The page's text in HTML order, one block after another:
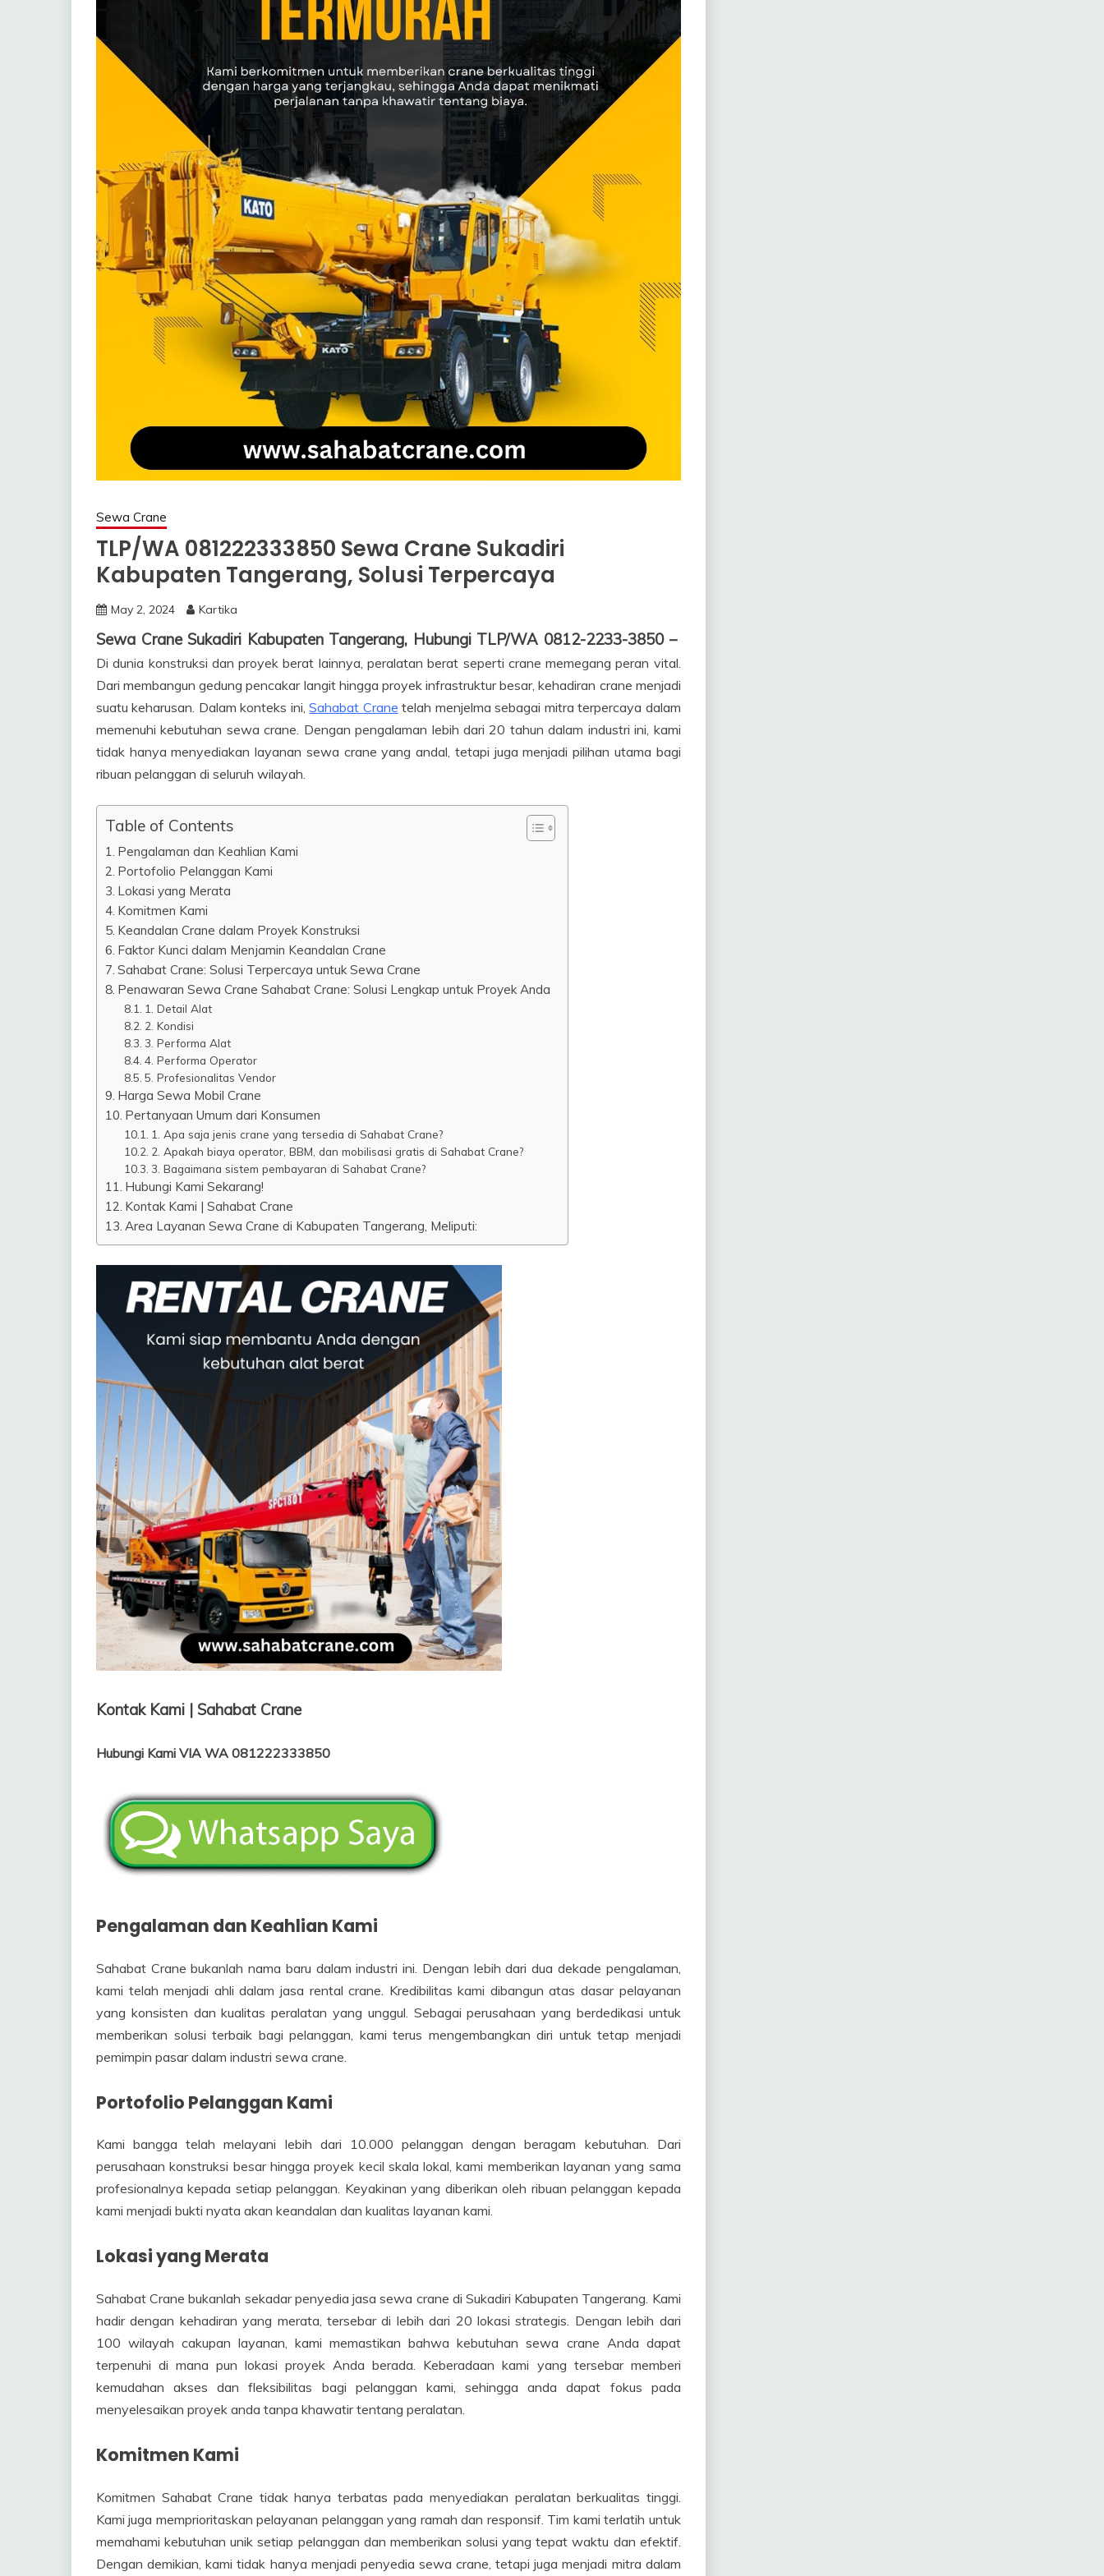
Sewa Crane
TLP/WA 081222333850 Sewa Crane Sukadiri
Kabupaten Tangerang, Solusi Terpercaya
May 2, 2024 Kartika
Sewa Crane Sukadiri Kabupaten Tangerang, Hubungi TLP/WA 0812-2233-3850 –
Di dunia konstruksi dan proyek berat lainnya, peralatan berat seperti crane memegang peran vital.
Dari membangun gedung pencakar langit hingga proyek infrastruktur besar, kehadiran crane menjadi
suatu keharusan. Dalam konteks ini,Sahabat Crane telah menjelma sebagai mitra terpercaya dalam
memenuhi kebutuhan sewa crane. Dengan pengalaman lebih dari 20 tahun dalam industri ini, kami
tidak hanya menyediakan layanan sewa crane yang andal, tetapi juga menjadi pilihan utama bagi
ribuan pelanggan di seluruh wilayah.
Table of Contents
Pengalaman dan Keahlian Kami
Portofolio Pelanggan Kami
Lokasi yang Merata
Komitmen Kami
Keandalan Crane dalam Proyek Konstruksi
Faktor Kunci dalam Menjamin Keandalan Crane
Sahabat Crane: Solusi Terpercaya untuk Sewa Crane
Penawaran Sewa Crane Sahabat Crane: Solusi Lengkap untuk Proyek Anda
1. Detail Alat
2. Kondisi
3. Performa Alat
4. Performa Operator
5. Profesionalitas Vendor
Harga Sewa Mobil Crane
Pertanyaan Umum dari Konsumen
1. Apa saja jenis crane yang tersedia di Sahabat Crane?
2. Apakah biaya operator, BBM, dan mobilisasi gratis di Sahabat Crane?
3. Bagaimana sistem pembayaran di Sahabat Crane?
Hubungi Kami Sekarang!
Kontak Kami | Sahabat Crane
Area Layanan Sewa Crane di Kabupaten Tangerang, Meliputi:
Kontak Kami | Sahabat Crane
Hubungi Kami VIA WA 081222333850
Pengalaman dan Keahlian Kami
Sahabat Crane bukanlah nama baru dalam industri ini. Dengan lebih dari dua dekade pengalaman,
kami telah menjadi ahli dalam jasa rental crane. Kredibilitas kami dibangun atas dasar pelayanan
yang konsisten dan kualitas peralatan yang unggul. Sebagai perusahaan yang berdedikasi untuk
memberikan solusi terbaik bagi pelanggan, kami terus mengembangkan diri untuk tetap menjadi
pemimpin pasar dalam industri sewa crane.
Portofolio Pelanggan Kami
Kami bangga telah melayani lebih dari 10.000 pelanggan dengan beragam kebutuhan. Dari
perusahaan konstruksi besar hingga proyek kecil skala lokal, kami memberikan layanan yang sama
profesionalnya kepada setiap pelanggan. Keyakinan yang diberikan oleh ribuan pelanggan kepada
kami menjadi bukti nyata akan keandalan dan kualitas layanan kami.
Lokasi yang Merata
Sahabat Crane bukanlah sekadar penyedia jasa sewa crane di Sukadiri Kabupaten Tangerang. Kami
hadir dengan kehadiran yang merata, tersebar di lebih dari 20 lokasi strategis. Dengan lebih dari
100 wilayah cakupan layanan, kami memastikan bahwa kebutuhan sewa crane Anda dapat
terpenuhi di mana pun lokasi proyek Anda berada. Keberadaan kami yang tersebar memberi
kemudahan akses dan fleksibilitas bagi pelanggan kami, sehingga anda dapat fokus pada
menyelesaikan proyek anda tanpa khawatir tentang peralatan.
Komitmen Kami
Komitmen Sahabat Crane tidak hanya terbatas pada menyediakan peralatan berkualitas tinggi.
Kami juga memprioritaskan pelayanan pelanggan yang ramah dan responsif. Tim kami terlatih untuk
memahami kebutuhan unik setiap pelanggan dan memberikan solusi yang tepat waktu dan efektif.
Dengan demikian, kami tidak hanya menjadi penyedia sewa crane, tetapi juga menjadi mitra dalam